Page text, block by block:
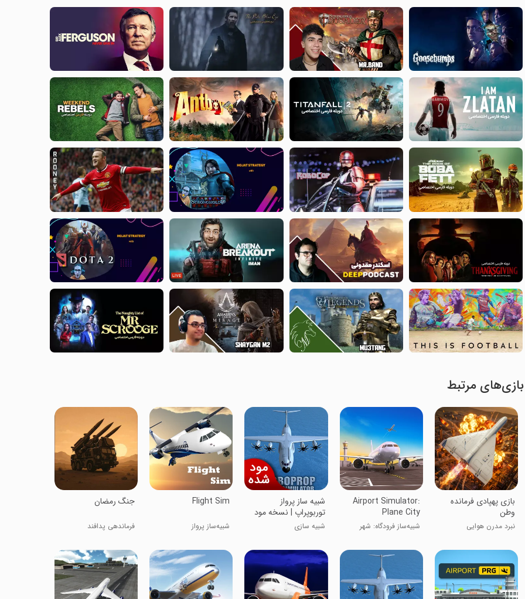
بازی‌های مرتبط
‏‏‏‏‏‏بازی پهپادی فرمانده
وطن
نبرد مدرن هوایی
Airport Simulator:
Plane City
شبیه‌ساز فرودگاه: شهر
شبیه ساز پرواز
توربوپراپ | نسخه مود
شده
شبیه سازی
Flight Sim
شبیه‌ساز پرواز
‏‏جنگ رمضان
فرماندهی پدافند